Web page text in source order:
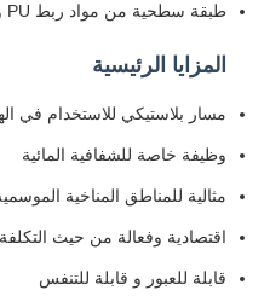
طبقة سطحية من مواد ربط PU وحبات المطاط EPDM
المزايا الرئيسية
مسار بلاستيكي للاستخدام في
وظيفة خاصة للشفافية المائية
مثالية للمناطق المناخية
اقتصادية وفعالة من حيث التكلفة
قابلة للعبور و قابلة للتنفس